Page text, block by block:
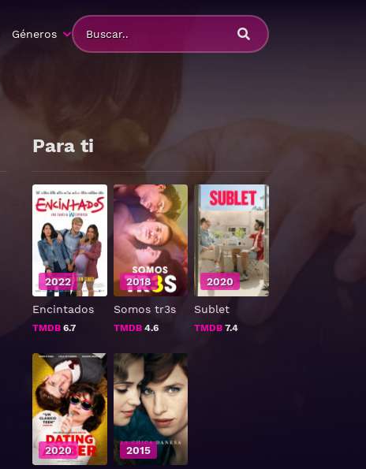
Géneros
Para ti
Encintados
TMDB 6.7
2022
Somos tr3s
TMDB4.6
2018
Sublet
TMDB 7.4
2020
2020 2015